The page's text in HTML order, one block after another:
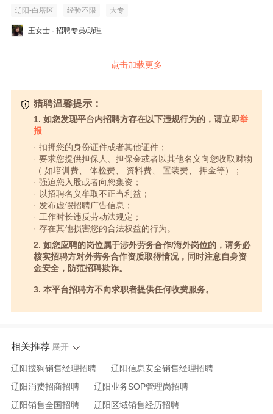
辽阳-白塔区 经验不限 大专
王女士 · 招聘专员/助理
点击加载更多
猎聘温馨提示：
1. 如您发现平台内招聘方存在以下违规行为的，请立即举
报
· 扣押您的身份证件或者其他证件；
· 要求您提供担保人、担保金或者以其他名义向您收取财物
（ 如培训费、 体检费、 资料费、 置装费、 押金等）；
· 强迫您入股或者向您集资；
· 以招聘名义牟取不正当利益；
· 发布虚假招聘广告信息；
· 工作时长违反劳动法规定；
· 存在其他损害您的合法权益的行为。
2. 如您应聘的岗位属于涉外劳务合作/海外岗位的，请务必
核实招聘方对外劳务合作资质取得情况，同时注意自身资
金安全，防范招聘欺诈。
3. 本平台招聘方不向求职者提供任何收费服务。
相关推荐 展开
辽阳搜狗销售经理招聘
辽阳信息安全销售经理招聘
辽阳消费招商招聘
辽阳业务SOP管理岗招聘
辽阳销售全国招聘
辽阳区域销售经历招聘